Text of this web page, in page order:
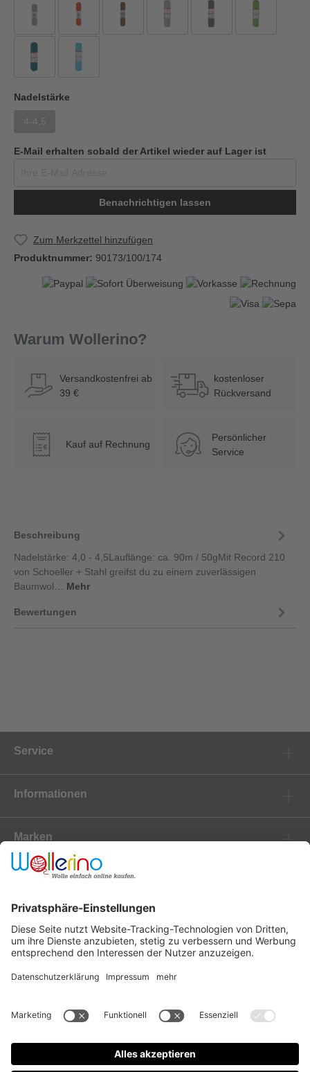
Nadelstärke
E-Mail erhalten sobald der Artikel wieder auf Lager ist
Benachrichtigen lassen
Zum Merkzettel hinzufügen
Produktnummer: 90173/100/174
Warum Wollerino?
Versandkostenfrei ab
39 €
kostenloser
Rückversand
€ Kauf auf Rechnung
Persönlicher
Service
Beschreibung
Nadelstärke: 4,0 - 4,5Lauflänge: ca. 90m / 50gMit Record 210
von Schoeller + Stahl greifst du zu einem zuverlässigen
Baumwol… Mehr
Bewertungen
Service
Informationen
Marken
Newsletter
Versanddienstleister
Zahlungsanbieter